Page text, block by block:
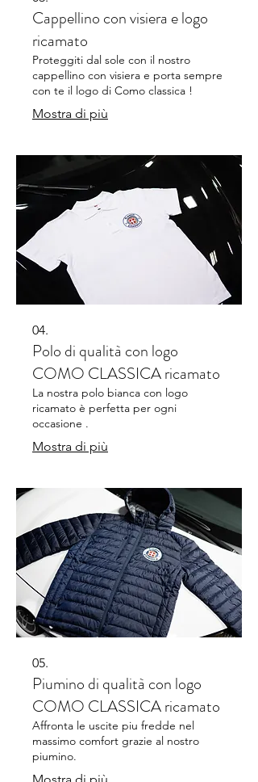
Cappellino con visiera e logo
ricamato
Proteggiti dal sole con il nostro
cappellino con visiera e porta sempre
con te il logo di Como classica !
Mostra di più
04.
Polo di qualità con logo
COMO CLASSICA ricamato
La nostra polo bianca con logo
ricamato è perfetta per ogni
occasione .
Mostra di più
05.
Piumino di qualità con logo
COMO CLASSICA ricamato
Affronta le uscite piu fredde nel
massimo comfort grazie al nostro
piumino.
Mostra di più